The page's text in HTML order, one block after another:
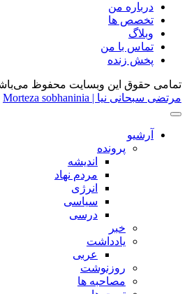
درباره من
تخصص ها
وبلاگ
تماس با من
پخش زنده
تمامی حقوق این وبسایت محفوظ
مرتضی سبحانی نیا | Morteza sobhaninia
آرشیو
پرونده
اندیشه
مردم نهاد
انرژی
سیاسی
درسی
خبر
یادداشت
عربی
روزنوشت
مصاحبه ها